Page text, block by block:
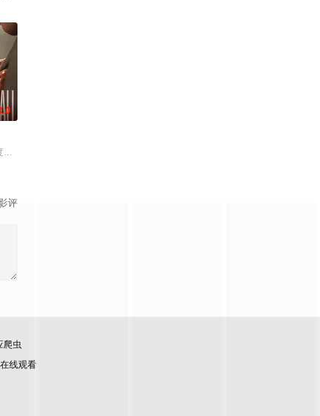
黑金下，她将面对攫取、迫害、偏见、中伤，并用她的意
遇，美云（辛芷蕾 饰）与葆树（张颂文 饰）开始了一段爱恨交织、扭曲而
评
爬虫
线观看